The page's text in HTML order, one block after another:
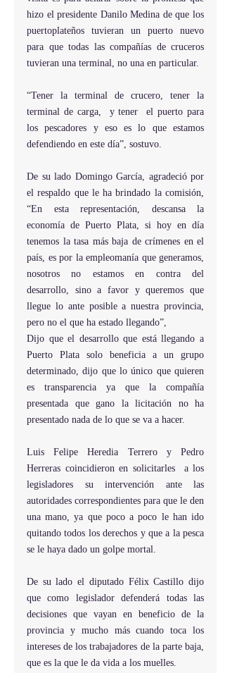
hizo el presidente Danilo Medina de que los
puertoplateños tuvieran un puerto nuevo
para que todas las compañías de cruceros
tuvieran una terminal, no una en particular.
“Tener la terminal de crucero, tener la
terminal de carga,  y tener  el puerto para
los pescadores y eso es lo que estamos
defendiendo en este día”, sostuvo.
De su lado Domingo García, agradeció por
el respaldo que le ha brindado la comisión,
“En esta representación, descansa la
economía de Puerto Plata, si hoy en día
tenemos la tasa más baja de crímenes en el
país, es por la empleomanía que generamos,
nosotros no estamos en contra del
desarrollo, sino a favor y queremos que
llegue lo ante posible a nuestra provincia,
pero no el que ha estado llegando”,
Dijo que el desarrollo que está llegando a
Puerto Plata solo beneficia a un grupo
determinado, dijo que lo único que quieren
es transparencia ya que la compañía
presentada que gano la licitación no ha
presentado nada de lo que se va a hacer.
Luis Felipe Heredia Terrero y Pedro
Herreras coincidieron en solicitarles  a los
legisladores su intervención ante las
autoridades correspondientes para que le den
una mano, ya que poco a poco le han ido
quitando todos los derechos y que a la pesca
se le haya dado un golpe mortal.
De su lado el diputado Félix Castillo dijo
que como legislador defenderá todas las
decisiones que vayan en beneficio de la
provincia y mucho más cuando toca los
intereses de los trabajadores de la parte baja,
que es la que le da vida a los muelles.